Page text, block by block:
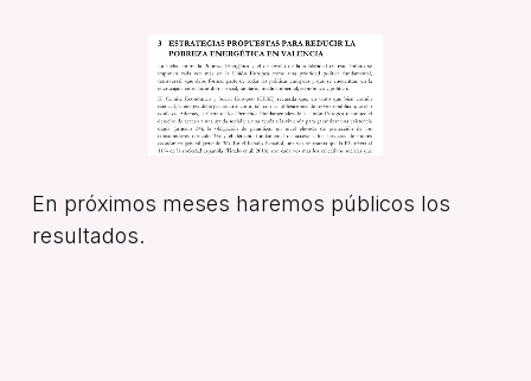
En próximos meses haremos públicos los
resultados.